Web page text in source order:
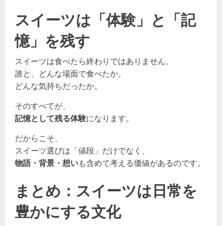
スイーツは「体験」と「記
憶」を残す
スイーツは食べたら終わりではありません。
誰と、どんな場面で食べたか。
どんな気持ちだったか。
そのすべてが、
記憶として残る体験になります。
だからこそ、
スイーツ選びは「値段」だけでなく、
物語・背景・想いも含めて考える価値があるのです。
まとめ：スイーツは日常を
豊かにする文化